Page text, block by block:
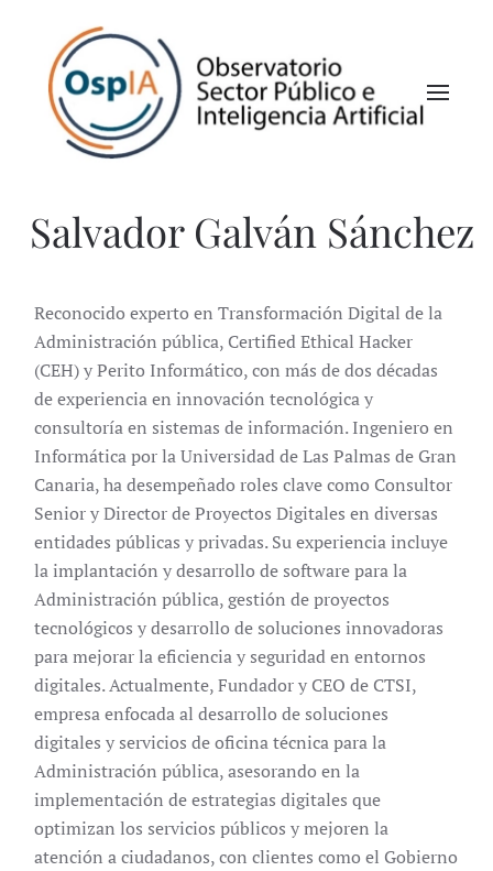
Salvador Galván Sánchez
Reconocido experto en Transformación Digital de la
Administración pública, Certified Ethical Hacker
(CEH) y Perito Informático, con más de dos décadas
de experiencia en innovación tecnológica y
consultoría en sistemas de información. Ingeniero en
Informática por la Universidad de Las Palmas de Gran
Canaria, ha desempeñado roles clave como Consultor
Senior y Director de Proyectos Digitales en diversas
entidades públicas y privadas. Su experiencia incluye
la implantación y desarrollo de software para la
Administración pública, gestión de proyectos
tecnológicos y desarrollo de soluciones innovadoras
para mejorar la eficiencia y seguridad en entornos
digitales. Actualmente, Fundador y CEO de CTSI,
empresa enfocada al desarrollo de soluciones
digitales y servicios de oficina técnica para la
Administración pública, asesorando en la
implementación de estrategias digitales que
optimizan los servicios públicos y mejoren la
atención a ciudadanos, con clientes como el Gobierno